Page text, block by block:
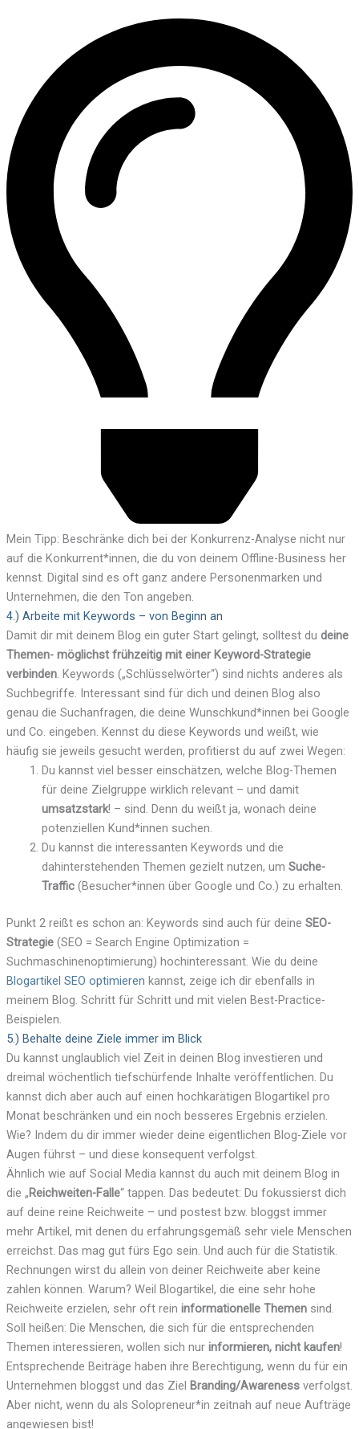
Mein Tipp: Beschränke dich bei der Konkurrenz-Analyse nicht nur
auf die Konkurrent*innen, die du von deinem Offline-Business her
kennst. Digital sind es oft ganz andere Personenmarken und
Unternehmen, die den Ton angeben.
4.) Arbeite mit Keywords – von Beginn an
Damit dir mit deinem Blog ein guter Start gelingt, solltest du deine
Themen- möglichst frühzeitig mit einer Keyword-Strategie
verbinden. Keywords („Schlüsselwörter“) sind nichts anderes als
Suchbegriffe. Interessant sind für dich und deinen Blog also
genau die Suchanfragen, die deine Wunschkund*innen bei Google
und Co. eingeben. Kennst du diese Keywords und weißt, wie
häufig sie jeweils gesucht werden, profitierst du auf zwei Wegen:
Du kannst viel besser einschätzen, welche Blog-Themen
für deine Zielgruppe wirklich relevant – und damit
umsatzstark! – sind. Denn du weißt ja, wonach deine
potenziellen Kund*innen suchen.
Du kannst die interessanten Keywords und die
dahinterstehenden Themen gezielt nutzen, um Suche-
Traffic(Besucher*innen über Google und Co.) zu erhalten.
Punkt 2 reißt es schon an: Keywords sind auch für deine SEO-
Strategie(SEO = Search Engine Optimization =
Suchmaschinenoptimierung) hochinteressant. Wie du deine
Blogartikel SEO optimieren kannst, zeige ich dir ebenfalls in
meinem Blog. Schritt für Schritt und mit vielen Best-Practice-
Beispielen.
5.) Behalte deine Ziele immer im Blick
Du kannst unglaublich viel Zeit in deinen Blog investieren und
dreimal wöchentlich tiefschürfende Inhalte veröffentlichen. Du
kannst dich aber auch auf einen hochkarätigen Blogartikel pro
Monat beschränken und ein noch besseres Ergebnis erzielen.
Wie? Indem du dir immer wieder deine eigentlichen Blog-Ziele vor
Augen führst – und diese konsequent verfolgst.
Ähnlich wie auf Social Media kannst du auch mit deinem Blog in
die „Reichweiten-Falle“ tappen. Das bedeutet: Du fokussierst dich
auf deine reine Reichweite – und postest bzw. bloggst immer
mehr Artikel, mit denen du erfahrungsgemäß sehr viele Menschen
erreichst. Das mag gut fürs Ego sein. Und auch für die Statistik.
Rechnungen wirst du allein von deiner Reichweite aber keine
zahlen können. Warum? Weil Blogartikel, die eine sehr hohe
Reichweite erzielen, sehr oft rein informationelle Themensind.
Soll heißen: Die Menschen, die sich für die entsprechenden
Themen interessieren, wollen sich nur informieren, nicht kaufen!
Entsprechende Beiträge haben ihre Berechtigung, wenn du für ein
Unternehmen bloggst und das Ziel Branding/Awarenessverfolgst.
Aber nicht, wenn du als Solopreneur*in zeitnah auf neue Aufträge
angewiesen bist!